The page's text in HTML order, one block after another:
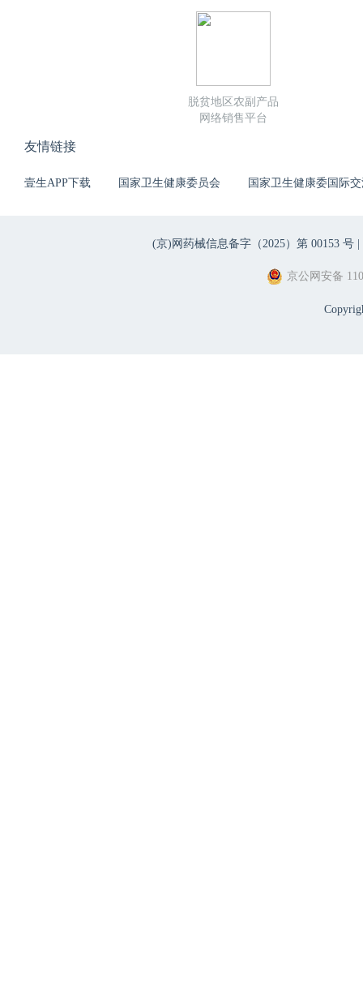
脱贫地区农副产品
网络销售平台
友情链接
壹生APP下载 国家卫生健康委员会 国家卫生健康委国际
(京)网药械信息备字（2025）第 00153 号 |
京公网安备